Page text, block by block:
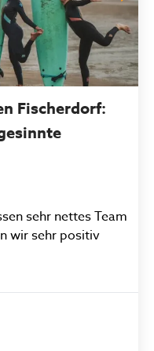
Fischerdorf:
sehr nettes Team
wir sehr positiv